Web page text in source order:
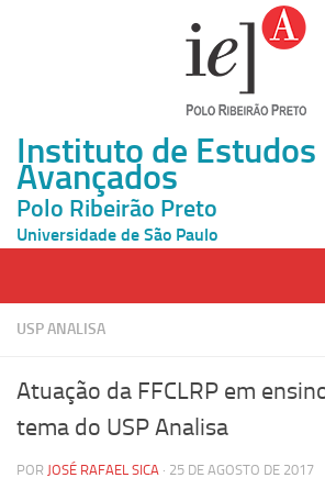
Instituto de Estudos
Avançados
Polo Ribeirão Preto
Universidade de São Paulo
Página Inicial
Inscrição
USP ANALISA
Atuação da FFCLRP em
tema do USP Analisa
POR JOSÉ RAFAEL SICA · 25 DE AGOSTO DE 2017